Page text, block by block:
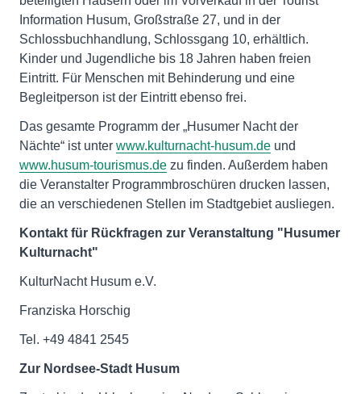
Information Husum, Großstraße 27, und in der
Schlossbuchhandlung, Schlossgang 10, erhältlich.
Kinder und Jugendliche bis 18 Jahren haben freien
Eintritt. Für Menschen mit Behinderung und eine
Begleitperson ist der Eintritt ebenso frei.
Das gesamte Programm der „Husumer Nacht der
Nächte“ ist unter www.kulturnacht-husum.de und
www.husum-tourismus.de zu finden. Außerdem haben
die Veranstalter Programmbroschüren drucken lassen,
die an verschiedenen Stellen im Stadtgebiet ausliegen.
Kontakt für Rückfragen zur Veranstaltung "Husumer
Kulturnacht"
KulturNacht Husum e.V.
Franziska Horschig
Tel. +49 4841 2545
Zur Nordsee-Stadt Husum